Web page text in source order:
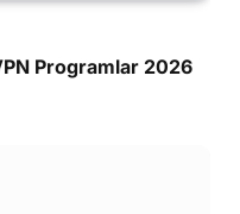
Programlar 2026